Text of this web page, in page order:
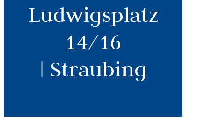
Ludwigsplatz
14/16
| Straubing